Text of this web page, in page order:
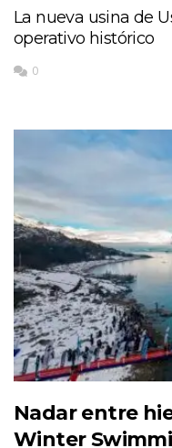
La nueva usina de
operativo histórico
0
Nadar entre
Winter